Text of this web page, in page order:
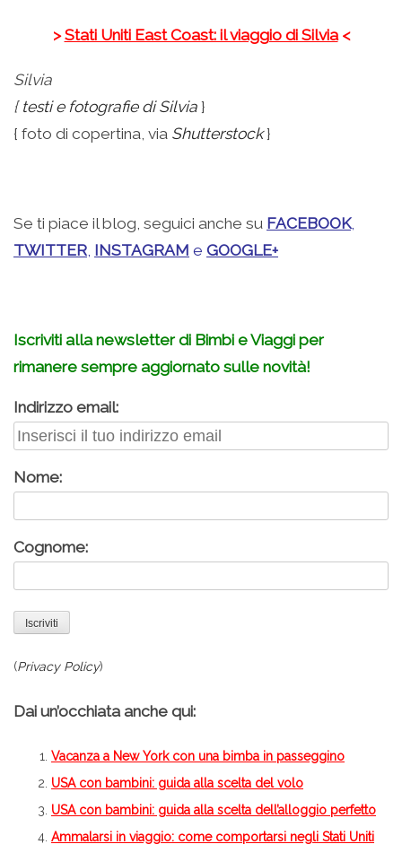
>Stati Uniti East Coast: il viaggio di Silvia<
Silvia
{ testi e fotografie di Silvia }
{ foto di copertina, via Shutterstock }
Se ti piace il blog, seguici anche su FACEBOOK,
TWITTER, INSTAGRAM e GOOGLE+
Iscriviti alla newsletter di Bimbi e Viaggi per
rimanere sempre aggiornato sulle novità!
Indirizzo email:
Nome:
Cognome:
(Privacy Policy)
Dai un’occhiata anche qui:
Vacanza a New York con una bimba in passeggino
USA con bambini: guida alla scelta del volo
USA con bambini: guida alla scelta dell’alloggio perfetto
Ammalarsi in viaggio: come comportarsi negli Stati Uniti